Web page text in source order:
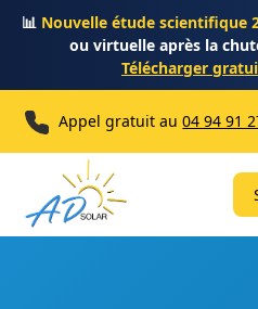
📊 Nouvelle étude scientifique
ou virtuelle après la
Télécharger
Appel gratuit au04 94 91